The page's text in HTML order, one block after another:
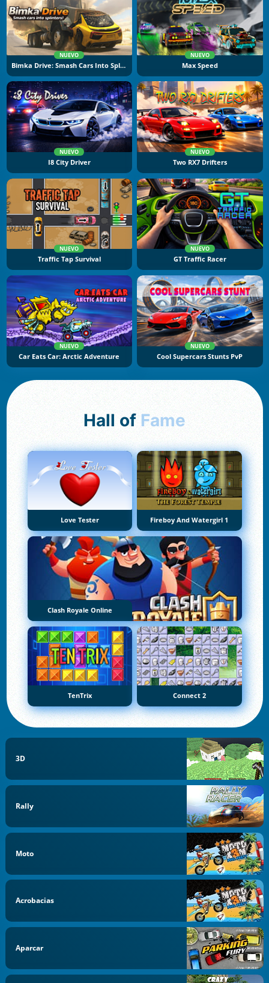
NUEVO
Bimka Drive: Smash Cars Into Splinters
NUEVO
Max Speed
NUEVO
I8 City Driver
NUEVO
Two RX7 Drifters
NUEVO
Traffic Tap Survival
NUEVO
GT Traffic Racer
NUEVO
Car Eats Car: Arctic Adventure
NUEVO
Cool Supercars Stunts PvP
Hall of Fame
Love Tester Fireboy And Watergirl 1
Clash Royale Online
TenTrix Connect 2
3D
Rally
Moto
Acrobacias
Aparcar